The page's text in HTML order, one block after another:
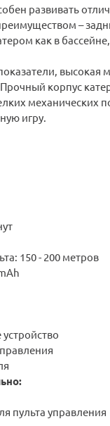
развивать
–
как в
высокая
корпус
механических
игру.
150 - 200 метров
пульта управления